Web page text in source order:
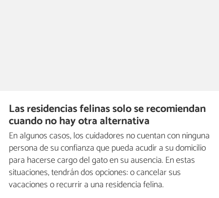
Las residencias felinas solo se recomiendan
cuando no hay otra alternativa
En algunos casos, los cuidadores no cuentan con ninguna
persona de su confianza que pueda acudir a su domicilio
para hacerse cargo del gato en su ausencia. En estas
situaciones, tendrán dos opciones: o cancelar sus
vacaciones o recurrir a una residencia felina.